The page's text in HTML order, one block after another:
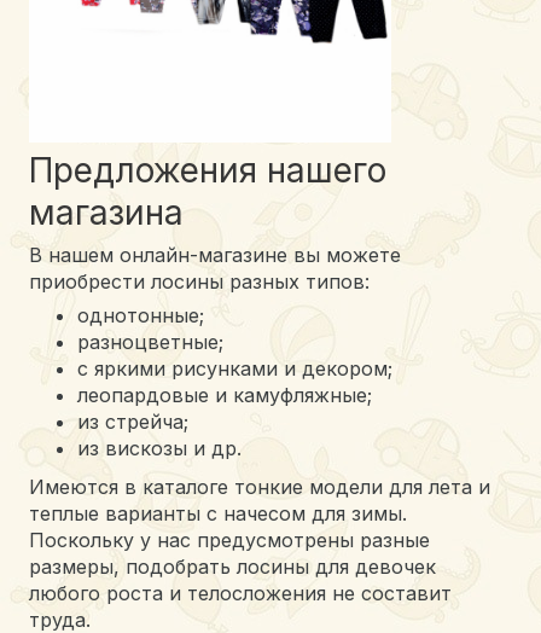
Предложения нашего
магазина
В нашем онлайн-магазине вы можете
приобрести лосины разных типов:
однотонные;
разноцветные;
с яркими рисунками и декором;
леопардовые и камуфляжные;
из стрейча;
из вискозы и др.
Имеются в каталоге тонкие модели для лета и
теплые варианты с начесом для зимы.
Поскольку у нас предусмотрены разные
размеры, подобрать лосины для девочек
любого роста и телосложения не составит
труда.